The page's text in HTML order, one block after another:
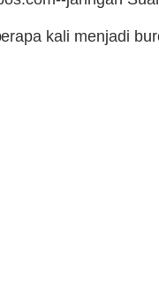
kali menjadi